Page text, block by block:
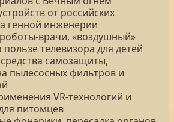
от российских
генной инженерии
врачи, «воздушный»
пользе телевизора для детей
самозащиты,
пылесосных фильтров и
VR-технологий и
питомцев